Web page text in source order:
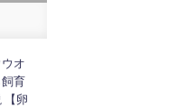
オ
育
【卵